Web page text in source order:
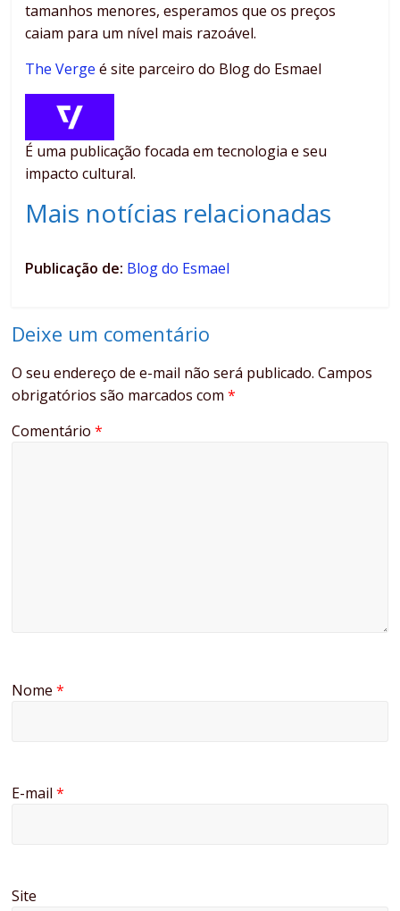
tamanhos menores, esperamos que os preços
caiam para um nível mais razoável.
The Verge é site parceiro do Blog do Esmael
É uma publicação focada em tecnologia e seu
impacto cultural.
Mais notícias relacionadas
Publicação de: Blog do Esmael
Deixe um comentário
O seu endereço de e-mail não será publicado. Campos
obrigatórios são marcados com*
Comentário*
Nome*
E-mail*
Site